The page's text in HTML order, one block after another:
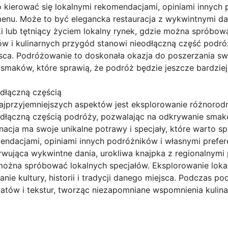
się lokalnymi rekomendacjami, opiniami innych
Może to być elegancka restauracja z wykwintnymi
lub tętniący życiem lokalny rynek, gdzie można
i kulinarnych przygód stanowi nieodłączną część
Podróżowanie to doskonała okazja do poszerzania
które sprawią, że podróż będzie jeszcze
częścią
aspektów jest eksplorowanie
częścią podróży, pozwalając na odkrywanie
ma swoje unikalne potrawy i specjały, które warto
opiniami innych podróżników i własnymi
wykwintne dania, urokliwa knajpka z
spróbować lokalnych specjałów. Eksplorowanie
kultury, historii i tradycji danego miejsca. Podczas
i tekstur, tworząc niezapomniane wspomnienia